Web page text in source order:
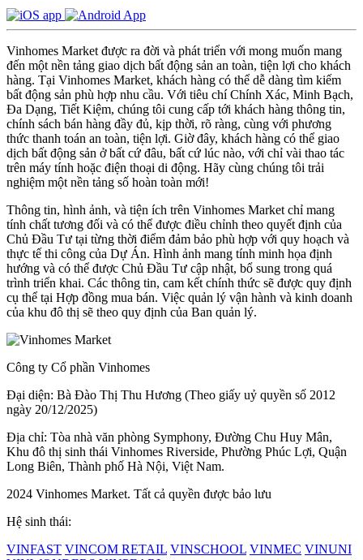
Vinhomes Market được ra đời và phát triển với mong muốn mang
đến một nền tảng giao dịch bất động sản an toàn, tiện lợi cho khách
hàng. Tại Vinhomes Market, khách hàng có thể dễ dàng tìm kiếm
bất động sản phù hợp nhu cầu. Với tiêu chí Chính Xác, Minh Bạch,
Đa Dạng, Tiết Kiệm, chúng tôi cung cấp tới khách hàng thông tin,
chính sách bán hàng đầy đủ, kịp thời, rõ ràng, cùng với phương
thức thanh toán an toàn, tiện lợi. Giờ đây, khách hàng có thể giao
dịch bất động sản ở bất cứ đâu, bất cứ lúc nào, với chỉ vài thao tác
trên máy tính hoặc điện thoại di động. Hãy cùng chúng tôi trải
nghiệm một nền tảng số hoàn toàn mới!
Thông tin, hình ảnh, và tiện ích trên Vinhomes Market chỉ mang
tính chất tương đối và có thể được điều chỉnh theo quyết định của
Chủ Đầu Tư tại từng thời điểm đảm bảo phù hợp với quy hoạch và
thực tế thi công của Dự Án. Hình ảnh mang tính minh họa định
hướng và có thể được Chủ Đầu Tư cập nhật, bổ sung trong quá
trình triển khai. Các thông tin, cam kết chính thức sẽ được quy định
cụ thể tại Hợp đồng mua bán. Việc quản lý vận hành và kinh doanh
của khu đô thị sẽ theo quy định của Ban quản lý.
Công ty Cổ phần Vinhomes
Đại diện: Bà Đào Thị Thu Hương (Theo giấy uỷ quyền số 2012
ngày 20/12/2025)
Địa chỉ: Tòa nhà văn phòng Symphony, Đường Chu Huy Mân,
Khu đô thị sinh thái Vinhomes Riverside, Phường Phúc Lợi, Quận
Long Biên, Thành phố Hà Nội, Việt Nam.
2024 Vinhomes Market. Tất cả quyền được bảo lưu
Hệ sinh thái:
VINFAST VINCOM RETAIL VINSCHOOL VINMEC VINUNI